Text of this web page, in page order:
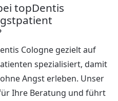
topDentis
Cologne gezielt auf
spezialisiert, damit
Angst erleben. Unser
Ihre Beratung und führt